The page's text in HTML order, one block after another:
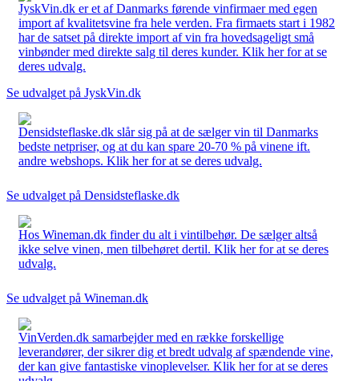
JyskVin.dk er et af Danmarks førende vinfirmaer med egen
import af kvalitetsvine fra hele verden. Fra firmaets start i 1982
har de satset på direkte import af vin fra hovedsageligt små
vinbønder med direkte salg til deres kunder. Klik her for at se
deres udvalg.
Se udvalget på JyskVin.dk
Densidsteflaske.dk slår sig på at de sælger vin til Danmarks
bedste netpriser, og at du kan spare 20-70 % på vinene ift.
andre webshops. Klik her for at se deres udvalg.
Se udvalget på Densidsteflaske.dk
Hos Wineman.dk finder du alt i vintilbehør. De sælger altså
ikke selve vinen, men tilbehøret dertil. Klik her for at se deres
udvalg.
Se udvalget på Wineman.dk
VinVerden.dk samarbejder med en række forskellige
leverandører, der sikrer dig et bredt udvalg af spændende vine,
der kan give fantastiske vinoplevelser. Klik her for at se deres